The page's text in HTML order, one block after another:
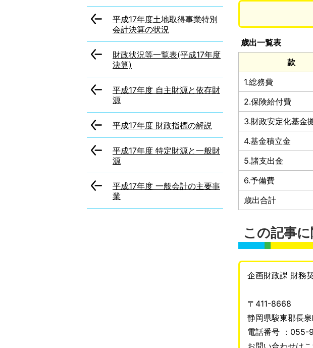
平成17年度土地取得事業特別
会計決算の状況
財政状況等一覧表(平成17年度
決算)
平成17年度 自主財源と依存財
源
平成17年度 財政指標の解説
平成17年度 特定財源と一般財
源
平成17年度 一般会計の主要事
業
歳出一覧表
款
1.総務費
2.保険給付費
3.財政安定化基金
4.基金積立金
5.諸支出金
6.予備費
歳出合計
この記事
企画財政課 財務
〒411-8668
静岡県駿東郡長
電話番号 ：
お問い合わせは